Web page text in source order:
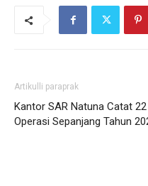
Artikulli paraprak
Kantor SAR Natuna Catat 22
Operasi Sepanjang Tahun